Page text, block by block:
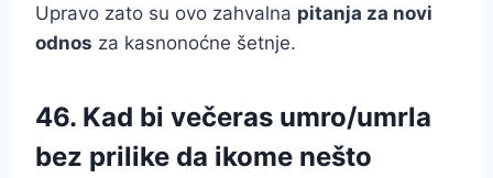
Upravo zato su ovo zahvalna pitanja za novi
odnos za kasnonoćne šetnje.
46. Kad bi večeras umro/umrla
bez prilike da ikome nešto